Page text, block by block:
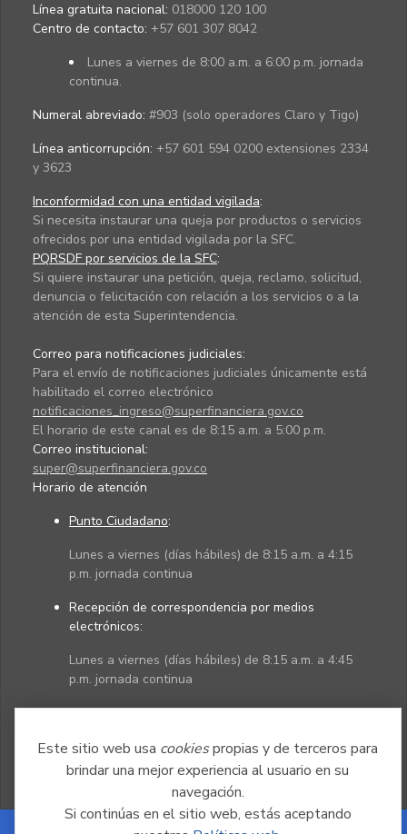
Este sitio web usa cookiespropias y de terceros para
brindar una mejor experiencia al usuario en su
navegación.
Si continúas en el sitio web, estás aceptando
Línea gratuita nacional: 018000 120 100
Centro de contacto: +57 601 307 8042
Lunes a viernes de 8:00 a.m. a 6:00 p.m. jornada
continua.
Numeral abreviado: #903 (solo operadores Claro y Tigo)
Línea anticorrupción: +57 601 594 0200 extensiones 2334
y 3623
Inconformidad con una entidad vigilada:
Si necesita instaurar una queja por productos o servicios
ofrecidos por una entidad vigilada por la SFC.
PQRSDF por servicios de la SFC:
Si quiere instaurar una petición, queja, reclamo, solicitud,
denuncia o felicitación con relación a los servicios o a la
atención de esta Superintendencia.
Correo para notificaciones judiciales:
Para el envío de notificaciones judiciales únicamente está
habilitado el correo electrónico
notificaciones_ingreso@superfinanciera.gov.co
El horario de este canal es de 8:15 a.m. a 5:00 p.m.
Correo institucional:
super@superfinanciera.gov.co
Horario de atención
Punto Ciudadano:
Lunes a viernes (días hábiles) de 8:15 a.m. a 4:15
p.m. jornada continua
Recepción de correspondencia por medios
electrónicos:
Lunes a viernes (días hábiles) de 8:15 a.m. a 4:45
p.m. jornada continua